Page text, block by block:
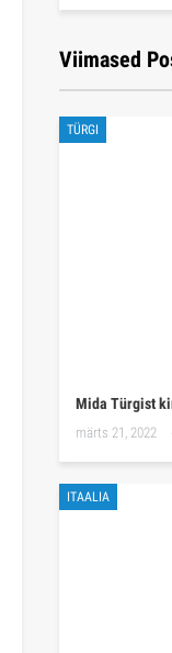
Viimased
TÜRGI
Mida Türgist
märts 21, 2022
ITAALIA